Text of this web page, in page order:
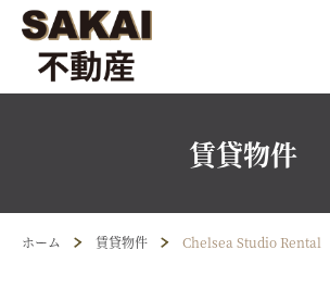
賃貸物件
ホーム 賃貸物件 Chelsea Studio Rental